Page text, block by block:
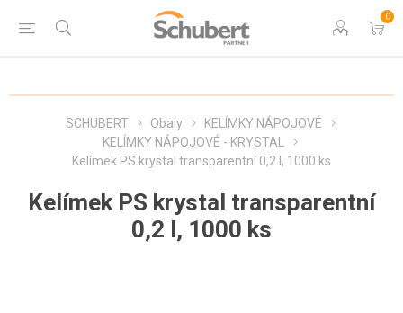
0
SCHUBERT Obaly
KELÍMKY NÁPOJOVÉ
KELÍMKY NÁPOJOVÉ - KRYSTAL
Kelímek PS krystal transparentní 0,2 l, 1000 ks
Kelímek PS krystal transparentní
0,2 l, 1000 ks